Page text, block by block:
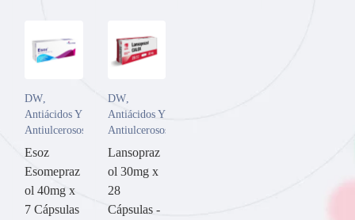
DW
Antiácidos Y
Antiulcerosos
Esoz
Esomepraz
ol 40mg x
7 Cápsulas
DW,
Antiácidos Y
Antiulcerosos
Lansopraz
ol 30mg x
28
Cápsulas -